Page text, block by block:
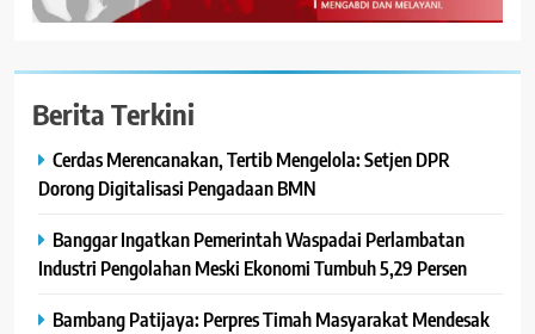
Berita Terkini
Cerdas Merencanakan, Tertib Mengelola: Setjen DPR
Dorong Digitalisasi Pengadaan BMN
Banggar Ingatkan Pemerintah Waspadai Perlambatan
Industri Pengolahan Meski Ekonomi Tumbuh 5,29 Persen
Bambang Patijaya: Perpres Timah Masyarakat Mendesak